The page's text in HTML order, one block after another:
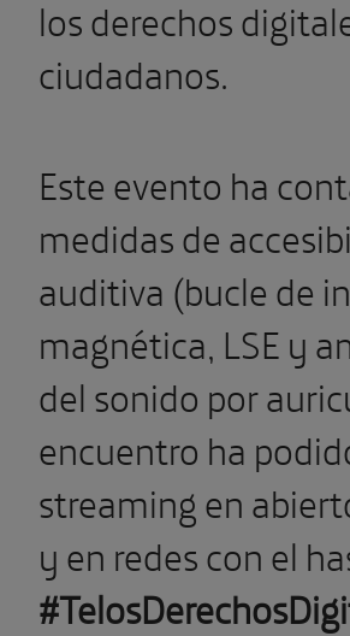
los derechos
ciudadanos.
Este evento ha
medidas de
auditiva (bucle de
magnética, LSE y
del sonido por
encuentro ha
streaming en
y en redes con el